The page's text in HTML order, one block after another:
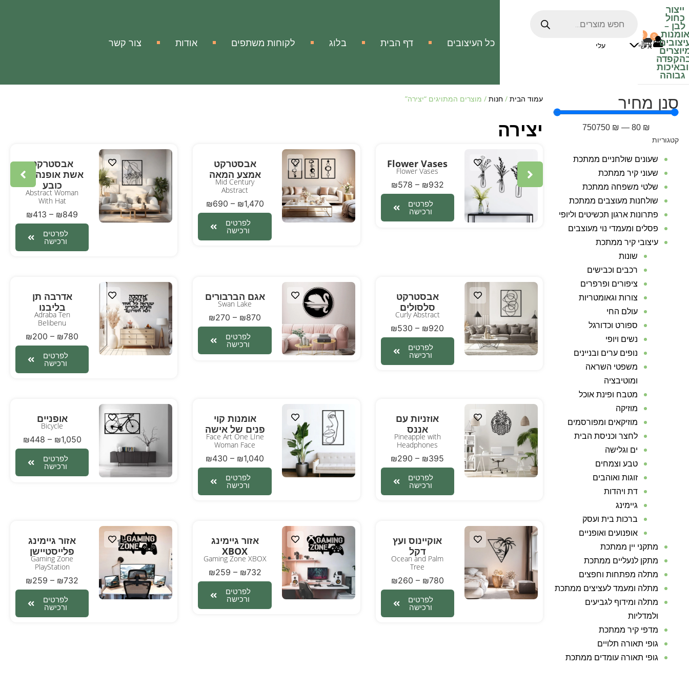
ייצור
כחול
לבן –
אומנות
ובאיכות
גבוהה
₪0
0
עלי
0
אזור
אישי כל העיצובים דף הבית בלוג לקוחות משתפים אודות צור קשר
סנן מחיר
₪
80
—
₪
750750
קטגוריות
שעונים שולחניים ממתכת
שעוני קיר ממתכת
שלטי משפחה ממתכת
שולחנות מעוצבים ממתכת
פתרונות ארגון תכשיטים וליופי
פסלים ומעמדי נוי מעוצבים
עיצובי קיר ממתכת
שונות
רכבים וכבישים
ציפורים ופרפרים
צורות וגאומטריות
עולם החי
ספורט וכדורגל
נשים ויופי
נופים ערים ובניינים
משפטי השראה
ומוטיבציה
מטבח ופינת אוכל
מוזיקה
מוזיקאים ומפורסמים
לחצר וכניסת הבית
ים וגלישה
טבע וצמחים
זוגות ואוהבים
דת ויהדות
גיימינג
ברכות בית ועסק
אופנועים ואופניים
מתקני יין ממתכת
מתקן לנעליים ממתכת
מתלה מפתחות וחפצים
מתלה ומעמד לעציצים ממתכת
מתלה ומידוף לגביעים
ולמדליות
מדפי קיר ממתכת
גופי תאורה תלויים
גופי תאורה עומדים ממתכת
עמוד הבית/ חנות/ מוצרים המתויגים “יצירה”
יצירה
Flower Vases
Flower Vases
₪578 – ₪932
לפרטים
ורכישה
אבסטרקט
אמצע המאה
Mid Century
Abstract
₪690 – ₪1,470
לפרטים
ורכישה
אבסטרקט
אשת אופנה עם
כובע
Abstract Woman
With Hat
₪413 – ₪849
לפרטים
ורכישה
אבסטרקט
סלסולים
Curly Abstract
₪530 – ₪920
לפרטים
ורכישה
אגם הברבורים
Swan Lake
₪270 – ₪870
לפרטים
ורכישה
אדרבה תן
בליבנו
Adraba Ten
Belibenu
₪200 – ₪780
לפרטים
ורכישה
אוזניות עם
אננס
Pineapple with
Headphones
₪290 – ₪395
לפרטים
ורכישה
אומנות קוי
פנים של אישה
Face Art One LIne
Woman Face
₪430 – ₪1,040
לפרטים
ורכישה
אופניים
Bicycle
₪448 – ₪1,050
לפרטים
ורכישה
אוקיינוס ועץ
דקל
Ocean and Palm
Tree
₪260 – ₪780
לפרטים
ורכישה
אזור גיימינג
XBOX
Gaming Zone XBOX
₪259 – ₪732
לפרטים
ורכישה
אזור גיימינג
פלייסטיישן
Gaming Zone
PlayStation
₪259 – ₪732
לפרטים
ורכישה